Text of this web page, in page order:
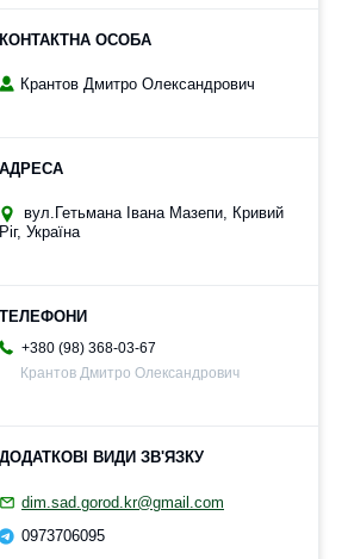
Крантов Дмитро Олександрович
вул.Гетьмана Івана Мазепи, Кривий
Ріг, Україна
+380 (98) 368-03-67
Крантов Дмитро Олександрович
dim.sad.gorod.kr@gmail.com
0973706095